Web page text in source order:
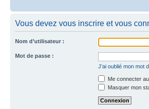
Vous devez vous inscrire et vous
Nom d’utilisateur :
Mot de passe :
J’ai oublié mon mot
Me connecter
Masquer mon